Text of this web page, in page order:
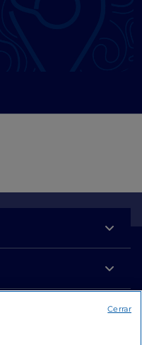
Cerrar